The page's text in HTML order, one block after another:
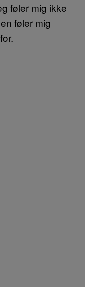
føler mig ikke
føler mig